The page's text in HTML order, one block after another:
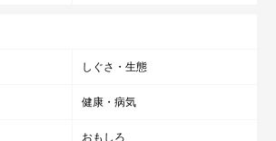
しぐさ・生態
健康・病気
おもしろ